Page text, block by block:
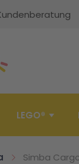
LEGO®
Simba